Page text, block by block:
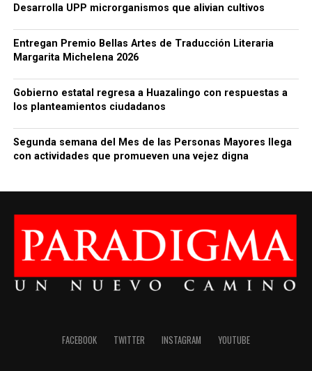
Desarrolla UPP microrganismos que alivian cultivos
Entregan Premio Bellas Artes de Traducción Literaria
Margarita Michelena 2026
Gobierno estatal regresa a Huazalingo con respuestas a
los planteamientos ciudadanos
Segunda semana del Mes de las Personas Mayores llega
con actividades que promueven una vejez digna
FACEBOOK TWITTER INSTAGRAM YOUTUBE